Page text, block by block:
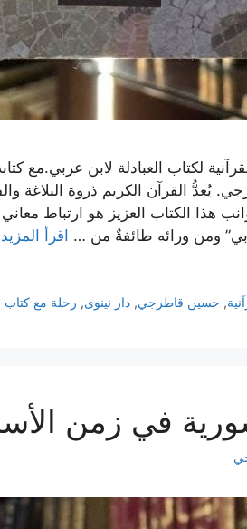
لكتاب العبادلة لابن عربي.مع
يُعدُّ القرآن الكريم ذروة البلاغة
هذا الكتاب العزيز هو ارتباط
ومن ورائه طائفةٌ من … اقرأ المزيد
, حسين قاطرجي,دار نينوى, رحلة مع كتاب
في زمن